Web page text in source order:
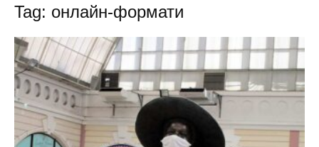
Tag: онлайн-формати